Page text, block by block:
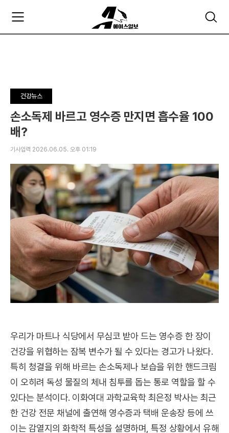
검
색
주
요
펼
치
건강뉴스
손소독제 바르고 영수증 만지면 흡수율 100
배?
기사입력 2026.06.05. 오후 01:19
우리가 마트나 식당에서 무심코 받아 드는 영수증 한 장이
건강을 위협하는 잠복 변수가 될 수 있다는 경고가 나왔다.
특히 청결을 위해 바르는 손소독제나 보습을 위한 핸드크림
이 오히려 독성 물질의 체내 침투를 돕는 통로 역할을 할 수
있다는 분석이다. 이화여대 과학교육학 최은정 박사는 최근
한 건강 전문 채널에 출연해 영수증과 택배 운송장 등에 쓰
이는 감열지의 화학적 특성을 설명하며, 특정 상황에서 유해